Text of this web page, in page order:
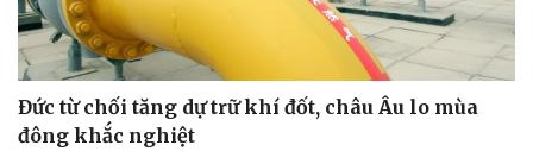
Thể thao
Bóng đá
Lịch thi đấu bóng đá
eSports
Hậu trường
Ô tô - Xe máy
Đức từ chối tăng dự trữ khí đốt, châu Âu lo mùa
đông khắc nghiệt